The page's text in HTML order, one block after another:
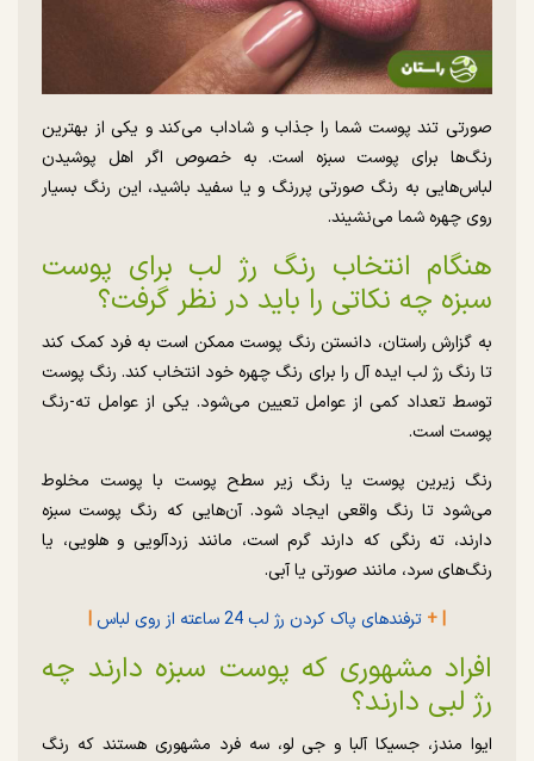
صورتی تند پوست شما را جذاب و شاداب می‌کند و یکی از بهترین
رنگ‌ها برای پوست سبزه است. به خصوص اگر اهل پوشیدن
لباس‌هایی به رنگ صورتی پررنگ و یا سفید باشید، این رنگ بسیار
روی چهره شما می‌نشیند.
هنگام انتخاب رنگ رژ لب برای پوست
سبزه چه نکاتی را باید در نظر گرفت؟
به گزارش راستان، دانستن رنگ پوست ممکن است به فرد کمک کند
تا رنگ رژ لب ایده آل را برای رنگ چهره خود انتخاب کند. رنگ پوست
توسط تعداد کمی از عوامل تعیین می‌شود. یکی از عوامل ته-رنگ
پوست است.
رنگ زیرین پوست یا رنگ زیر سطح پوست با پوست مخلوط
می‌شود تا رنگ واقعی ایجاد شود. آن‌هایی که رنگ پوست سبزه
دارند، ته رنگی که دارند گرم است، مانند زردآلویی و هلویی، یا
رنگ‌های سرد، مانند صورتی یا آبی.
| + ترفندهای پاک کردن رژ لب 24 ساعته از روی لباس |
افراد مشهوری که پوست سبزه دارند چه
رژ لبی دارند؟
ایوا مندز، جسیکا آلبا و جی لو، سه فرد مشهوری هستند که رنگ